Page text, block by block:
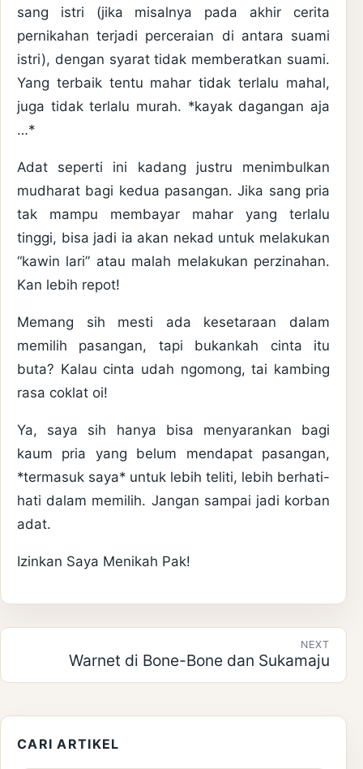
sang istri (jika misalnya pada akhir cerita
pernikahan terjadi perceraian di antara suami
istri), dengan syarat tidak memberatkan suami.
Yang terbaik tentu mahar tidak terlalu mahal,
juga tidak terlalu murah. *kayak dagangan aja
…*
Adat seperti ini kadang justru menimbulkan
mudharat bagi kedua pasangan. Jika sang pria
tak mampu membayar mahar yang terlalu
tinggi, bisa jadi ia akan nekad untuk melakukan
“kawin lari” atau malah melakukan perzinahan.
Kan lebih repot!
Memang sih mesti ada kesetaraan dalam
memilih pasangan, tapi bukankah cinta itu
buta? Kalau cinta udah ngomong, tai kambing
rasa coklat oi!
Ya, saya sih hanya bisa menyarankan bagi
kaum pria yang belum mendapat pasangan,
*termasuk saya* untuk lebih teliti, lebih berhati-
hati dalam memilih. Jangan sampai jadi korban
adat.
Izinkan Saya Menikah Pak!
NEXT
Warnet di Bone-Bone dan Sukamaju
CARI ARTIKEL